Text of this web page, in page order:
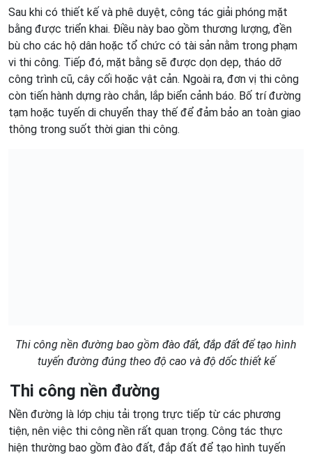
Sau khi có thiết kế và phê duyệt, công tác giải phóng mặt
bằng được triển khai. Điều này bao gồm thương lượng, đền
bù cho các hộ dân hoặc tổ chức có tài sản nằm trong phạm
vi thi công. Tiếp đó, mặt bằng sẽ được dọn dẹp, tháo dỡ
công trình cũ, cây cối hoặc vật cản. Ngoài ra, đơn vị thi công
còn tiến hành dựng rào chắn, lắp biển cảnh báo. Bố trí đường
tạm hoặc tuyến di chuyển thay thế để đảm bảo an toàn giao
thông trong suốt thời gian thi công.
Thi công nền đường bao gồm đào đất, đắp đất để tạo hình
tuyến đường đúng theo độ cao và độ dốc thiết kế
Thi công nền đường
Nền đường là lớp chịu tải trọng trực tiếp từ các phương
tiện, nên việc thi công nền rất quan trọng. Công tác thực
hiện thường bao gồm đào đất, đắp đất để tạo hình tuyến